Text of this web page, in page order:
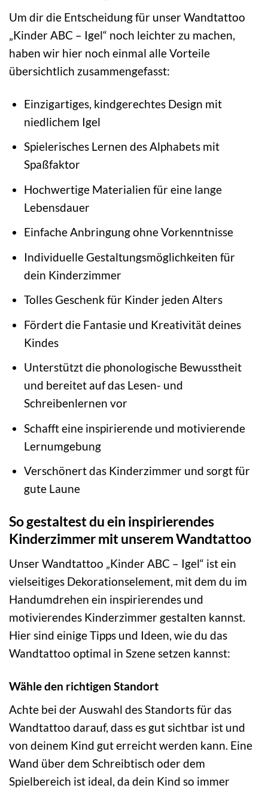
Um dir die Entscheidung für unser Wandtattoo
„Kinder ABC – Igel“ noch leichter zu machen,
haben wir hier noch einmal alle Vorteile
übersichtlich zusammengefasst:
Einzigartiges, kindgerechtes Design mit
niedlichem Igel
Spielerisches Lernen des Alphabets mit
Spaßfaktor
Hochwertige Materialien für eine lange
Lebensdauer
Einfache Anbringung ohne Vorkenntnisse
Individuelle Gestaltungsmöglichkeiten für
dein Kinderzimmer
Tolles Geschenk für Kinder jeden Alters
Fördert die Fantasie und Kreativität deines
Kindes
Unterstützt die phonologische Bewusstheit
und bereitet auf das Lesen- und
Schreibenlernen vor
Schafft eine inspirierende und motivierende
Lernumgebung
Verschönert das Kinderzimmer und sorgt für
gute Laune
So gestaltest du ein inspirierendes
Kinderzimmer mit unserem Wandtattoo
Unser Wandtattoo „Kinder ABC – Igel“ ist ein
vielseitiges Dekorationselement, mit dem du im
Handumdrehen ein inspirierendes und
motivierendes Kinderzimmer gestalten kannst.
Hier sind einige Tipps und Ideen, wie du das
Wandtattoo optimal in Szene setzen kannst:
Wähle den richtigen Standort
Achte bei der Auswahl des Standorts für das
Wandtattoo darauf, dass es gut sichtbar ist und
von deinem Kind gut erreicht werden kann. Eine
Wand über dem Schreibtisch oder dem
Spielbereich ist ideal, da dein Kind so immer